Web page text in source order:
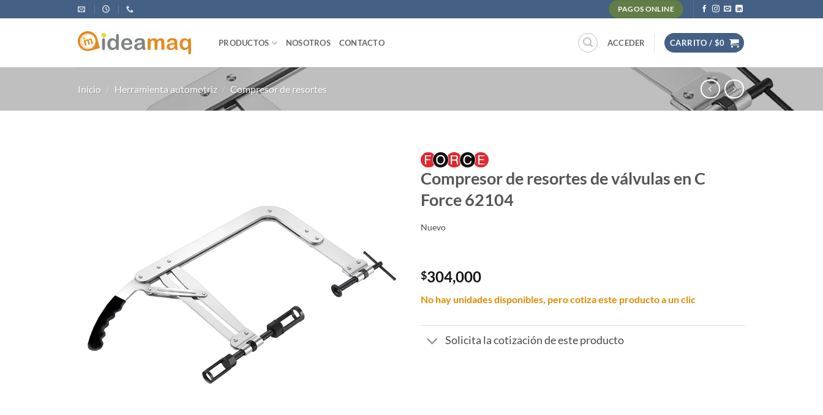
al
PAGOS ONLINE
PRODUCTOS NOSOTROS CONTACTO ACCEDER CARRITO / $0
Inicio / Herramienta automotriz / Compresor de resortes
Compresor de resortes de válvulas en C
Force 62104
Nuevo
$304,000
No hay unidades disponibles, pero cotiza este producto a un clic
Solicita la cotización de este producto